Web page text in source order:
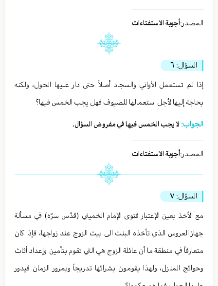
المصدر:أجوبة الاستفتاءات
السؤال: ٦
إذا لم تستعمل الأواني والسجاد أصلاً حتى دار عليها الحول، ولكنه
بحاجة إليها لأجل استعمالها للضيوف فهل يجب الخمس فيها؟
الجواب: لا يجب الخمس فيها في مفروض السؤال.
المصدر:أجوبة الاستفتاءات
السؤال: ٧
مع الأخذ بعين الإعتبار فتوى الإمام الخميني (قدّس سرّه) في مسألة
جهاز العروس الذي تأخذه البنت الى بيت الزوج عند زواجها، فإذا كان
متعارفاً في منطقة ما أن عائلة الزوج هي التي تقوم بتأمين وإعداد أثاث
وحوائج المنزل، ولهذا يقومون بشرائها تدريجاً وبمرور الزمان فيدور